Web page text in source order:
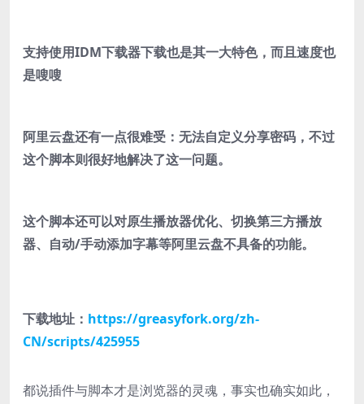
支持使用IDM下载器下载也是其一大特色，而且速度也
是嗖嗖
阿里云盘还有一点很难受：无法自定义分享密码，不过
这个脚本则很好地解决了这一问题。
这个脚本还可以对原生播放器优化、切换第三方播放
器、自动/手动添加字幕等阿里云盘不具备的功能。
下载地址： https://greasyfork.org/zh-
CN/scripts/425955
都说插件与脚本才是浏览器的灵魂，事实也确实如此，